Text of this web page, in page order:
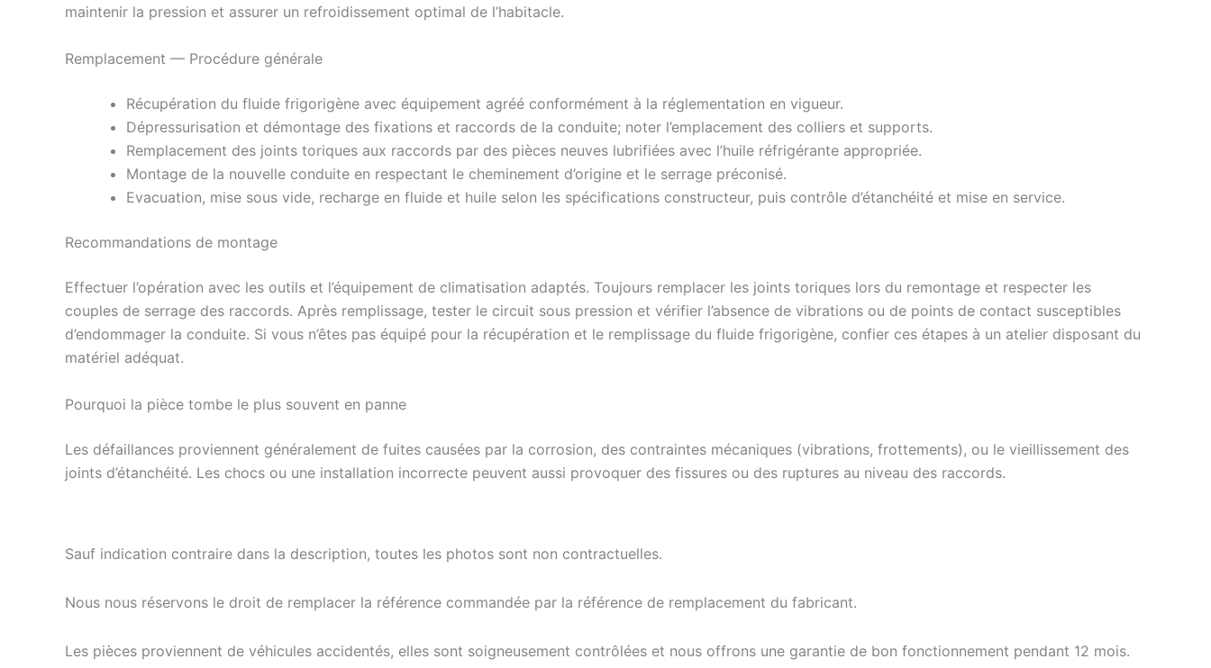
maintenir la pression et assurer un refroidissement optimal de l’habitacle.
Remplacement — Procédure générale
Récupération du fluide frigorigène avec équipement agréé conformément à la réglementation en vigueur.
Dépressurisation et démontage des fixations et raccords de la conduite; noter l’emplacement des colliers et supports.
Remplacement des joints toriques aux raccords par des pièces neuves lubrifiées avec l’huile réfrigérante appropriée.
Montage de la nouvelle conduite en respectant le cheminement d’origine et le serrage préconisé.
Evacuation, mise sous vide, recharge en fluide et huile selon les spécifications constructeur, puis contrôle d’étanchéité et mise en service.
Recommandations de montage
Effectuer l’opération avec les outils et l’équipement de climatisation adaptés. Toujours remplacer les joints toriques lors du remontage et respecter les
couples de serrage des raccords. Après remplissage, tester le circuit sous pression et vérifier l’absence de vibrations ou de points de contact susceptibles
d’endommager la conduite. Si vous n’êtes pas équipé pour la récupération et le remplissage du fluide frigorigène, confier ces étapes à un atelier disposant du
matériel adéquat.
Pourquoi la pièce tombe le plus souvent en panne
Les défaillances proviennent généralement de fuites causées par la corrosion, des contraintes mécaniques (vibrations, frottements), ou le vieillissement des
joints d’étanchéité. Les chocs ou une installation incorrecte peuvent aussi provoquer des fissures ou des ruptures au niveau des raccords.
Sauf indication contraire dans la description, toutes les photos sont non contractuelles.
Nous nous réservons le droit de remplacer la référence commandée par la référence de remplacement du fabricant.
Les pièces proviennent de véhicules accidentés, elles sont soigneusement contrôlées et nous offrons une garantie de bon fonctionnement pendant 12 mois.